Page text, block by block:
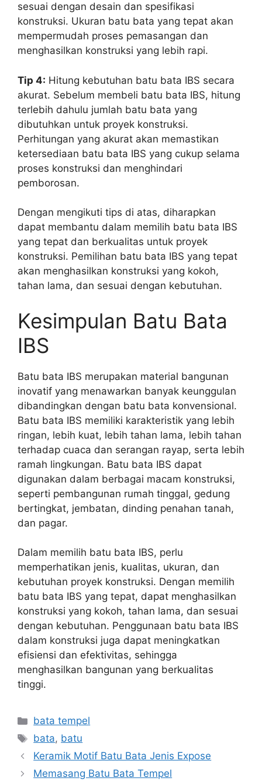
sesuai dengan desain dan spesifikasi
konstruksi. Ukuran batu bata yang tepat akan
mempermudah proses pemasangan dan
menghasilkan konstruksi yang lebih rapi.
Tip 4: Hitung kebutuhan batu bata IBS secara
akurat. Sebelum membeli batu bata IBS, hitung
terlebih dahulu jumlah batu bata yang
dibutuhkan untuk proyek konstruksi.
Perhitungan yang akurat akan memastikan
ketersediaan batu bata IBS yang cukup selama
proses konstruksi dan menghindari
pemborosan.
Dengan mengikuti tips di atas, diharapkan
dapat membantu dalam memilih batu bata IBS
yang tepat dan berkualitas untuk proyek
konstruksi. Pemilihan batu bata IBS yang tepat
akan menghasilkan konstruksi yang kokoh,
tahan lama, dan sesuai dengan kebutuhan.
Kesimpulan Batu Bata
IBS
Batu bata IBS merupakan material bangunan
inovatif yang menawarkan banyak keunggulan
dibandingkan dengan batu bata konvensional.
Batu bata IBS memiliki karakteristik yang lebih
ringan, lebih kuat, lebih tahan lama, lebih tahan
terhadap cuaca dan serangan rayap, serta lebih
ramah lingkungan. Batu bata IBS dapat
digunakan dalam berbagai macam konstruksi,
seperti pembangunan rumah tinggal, gedung
bertingkat, jembatan, dinding penahan tanah,
dan pagar.
Dalam memilih batu bata IBS, perlu
memperhatikan jenis, kualitas, ukuran, dan
kebutuhan proyek konstruksi. Dengan memilih
batu bata IBS yang tepat, dapat menghasilkan
konstruksi yang kokoh, tahan lama, dan sesuai
dengan kebutuhan. Penggunaan batu bata IBS
dalam konstruksi juga dapat meningkatkan
efisiensi dan efektivitas, sehingga
menghasilkan bangunan yang berkualitas
tinggi.
Kategori
bata tempel
Tag
bata, batu
Keramik Motif Batu Bata Jenis Expose
Memasang Batu Bata Tempel